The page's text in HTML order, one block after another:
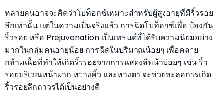
หลายคนอาจจะคิดว่าโบท็อกซ์เหมาะสำหรับผู้สูงอายุที่มีริ้วรอย
ลึกเท่านั้น แต่ในความเป็นจริงแล้ว การฉีดโบท็อกซ์เพื่อ ป้องกัน
ริ้วรอย หรือ Prejuvenation เป็นเทรนด์ที่ได้รับความนิยมอย่าง
มากในกลุ่มคนอายุน้อย การฉีดในปริมาณน้อยๆ เพื่อคลาย
กล้ามเนื้อที่ทำให้เกิดริ้วรอยจากการแสดงสีหน้าบ่อยๆ เช่น ริ้ว
รอยบริเวณหน้าผาก หว่างคิ้ว และหางตา จะช่วยชะลอการเกิด
ริ้วรอยลึกถาวรได้เป็นอย่างดี